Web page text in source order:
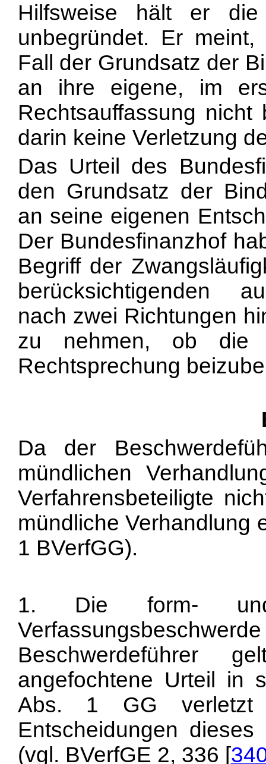
Hilfsweise hält er die
unbegründet. Er
Fall der Grundsatz der
an ihre eigene, im
Rechtsauffassung
darin keine Verletzung
Das Urteil des
den Grundsatz der
an seine eigenen
Der Bundesfinanzhof
Begriff der
berücksichtigenden
nach zwei Richtungen
zu nehmen, ob die
Rechtsprechung
Da der
mündlichen
Verfahrensbeteiligte
mündliche Verhandlung
1 BVerfGG).
1. Die form- und
Beschwerdeführer
angefochtene Urteil in
Abs. 1 GG verletzt
Entscheidungen
(vgl. BVerfGE 2, 336 [